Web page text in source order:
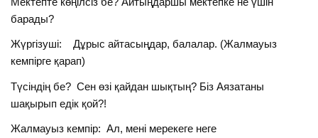
барады?
Жүргізуші: Дұрыс айтасыңдар, балалар. (Жалмауыз
кемпірге қарап)
Түсіндің бе? Сен өзі қайдан шықтың? Біз Аязатаны
шақырып едік қой?!
Жалмауыз кемпір: Ал, мені мерекеге неге